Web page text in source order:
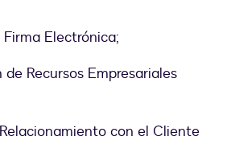
Electrónica;
Recursos Empresariales
con el Cliente